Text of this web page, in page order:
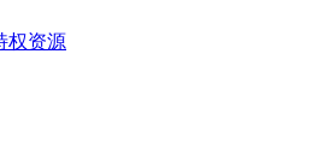
权资源